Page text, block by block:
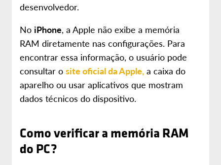
desenvolvedor.
No iPhone, a Apple não exibe a memória
RAM diretamente nas configurações. Para
encontrar essa informação, o usuário pode
consultar o site oficial da Apple, a caixa do
aparelho ou usar aplicativos que mostram
dados técnicos do dispositivo.
Como verificar a memória RAM
do PC?